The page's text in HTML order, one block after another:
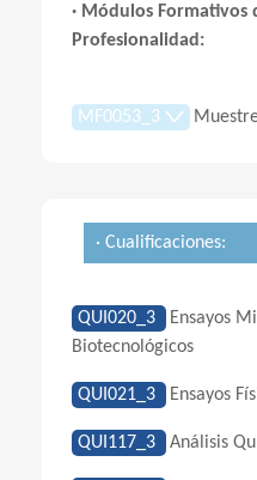
· Módulos Formativos
Profesionalidad:
MF0053_3
· Cualificaciones:
QUI020_3
Ensayos
Biotecnológicos
QUI021_3 Ensayos
QUI117_3 Análisis